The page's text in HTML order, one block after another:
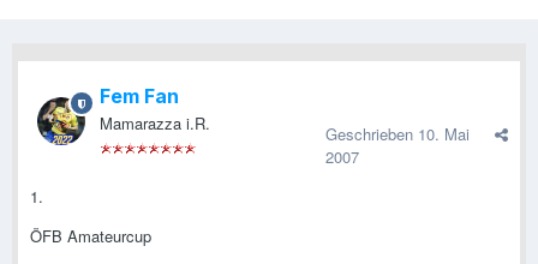
Fem Fan
Mamarazza i.R. Geschrieben 10. Mai
2007
1.
ÖFB Amateurcup